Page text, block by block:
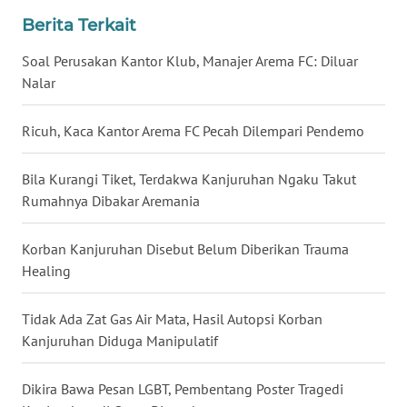
Berita Terkait
Soal Perusakan Kantor Klub, Manajer Arema FC: Diluar
Nalar
Ricuh, Kaca Kantor Arema FC Pecah Dilempari Pendemo
Bila Kurangi Tiket, Terdakwa Kanjuruhan Ngaku Takut
Rumahnya Dibakar Aremania
Korban Kanjuruhan Disebut Belum Diberikan Trauma
Healing
Tidak Ada Zat Gas Air Mata, Hasil Autopsi Korban
Kanjuruhan Diduga Manipulatif
Dikira Bawa Pesan LGBT, Pembentang Poster Tragedi
WN
WN
SUMSEL
WN
BENGKULU
WN
LAMPUNG
WN
JATENG